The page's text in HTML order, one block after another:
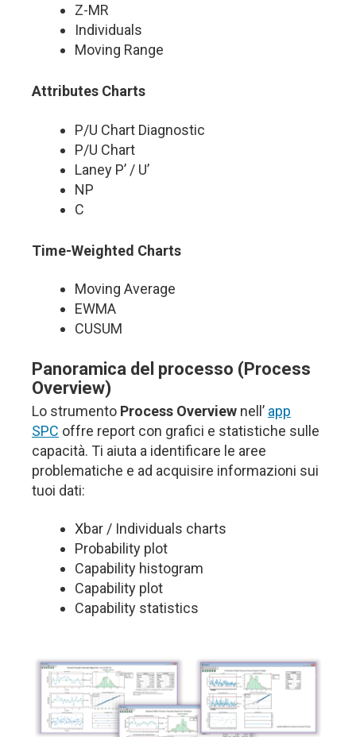
Z-MR
Individuals
Moving Range
Attributes Charts
P/U Chart Diagnostic
P/U Chart
Laney P’ / U’
NP
C
Time-Weighted Charts
Moving Average
EWMA
CUSUM
Panoramica del processo (Process
Overview)
Lo strumento Process Overview nell’ app
SPC offre report con grafici e statistiche sulle
capacità. Ti aiuta a identificare le aree
problematiche e ad acquisire informazioni sui
tuoi dati:
Xbar / Individuals charts
Probability plot
Capability histogram
Capability plot
Capability statistics